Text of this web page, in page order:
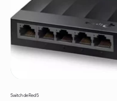
Switch de Red 5